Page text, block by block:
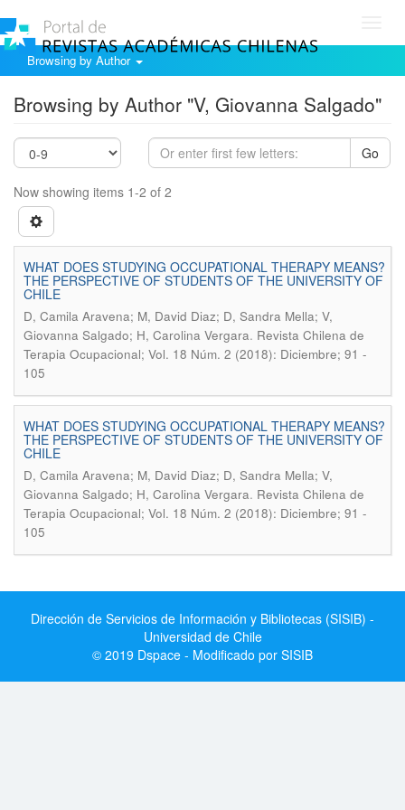
Browsing by Author
Browsing by Author "V, Giovanna Salgado"
Go
Now showing items 1-2 of 2
WHAT DOES STUDYING OCCUPATIONAL THERAPY MEANS?
THE PERSPECTIVE OF STUDENTS OF THE UNIVERSITY OF
CHILE
D, Camila Aravena; M, David Diaz; D, Sandra Mella; V,
Giovanna Salgado; H, Carolina Vergara. Revista Chilena de
Terapia Ocupacional; Vol. 18 Núm. 2 (2018): Diciembre; 91 -
105
WHAT DOES STUDYING OCCUPATIONAL THERAPY MEANS?
THE PERSPECTIVE OF STUDENTS OF THE UNIVERSITY OF
CHILE
D, Camila Aravena; M, David Diaz; D, Sandra Mella; V,
Giovanna Salgado; H, Carolina Vergara. Revista Chilena de
Terapia Ocupacional; Vol. 18 Núm. 2 (2018): Diciembre; 91 -
105
Dirección de Servicios de Información y Bibliotecas (SISIB) -
Universidad de Chile
© 2019 Dspace - Modificado por SISIB